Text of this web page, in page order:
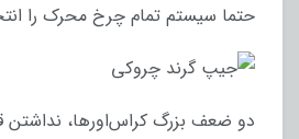
حتما سیستم تمام چرخ محرک را
دو ضعف بزرگ کراس‌اورها،